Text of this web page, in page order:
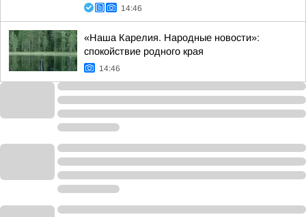
14:46
«Наша Карелия. Народные новости»:
спокойствие родного края
14:46